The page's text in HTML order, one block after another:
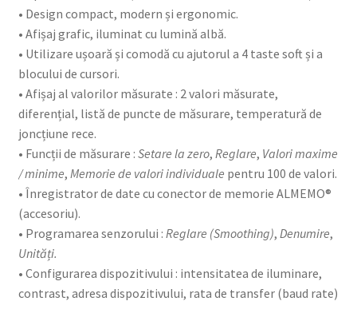
• Design compact, modern și ergonomic.
• Afișaj grafic, iluminat cu lumină albă.
• Utilizare ușoară și comodă cu ajutorul a 4 taste soft și a
blocului de cursori.
• Afișaj al valorilor măsurate : 2 valori măsurate,
diferențial, listă de puncte de măsurare, temperatură de
joncțiune rece.
• Funcții de măsurare : Setare la zero, Reglare, Valori maxime
/ minime, Memorie de valori individuale pentru 100 de valori.
• Înregistrator de date cu conector de memorie ALMEMO®
(accesoriu).
• Programarea senzorului : Reglare (Smoothing), Denumire,
Unități.
• Configurarea dispozitivului : intensitatea de iluminare,
contrast, adresa dispozitivului, rata de transfer (baud rate)